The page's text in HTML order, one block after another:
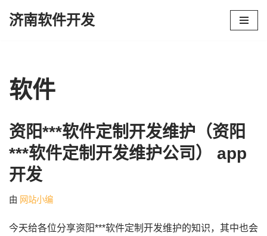
文
济南软件开发
软件
资阳***软件定制开发维护（资阳
***软件定制开发维护公司） app
开发
由 网站小编
今天给各位分享资阳***软件定制开发维护的知识，其中也会